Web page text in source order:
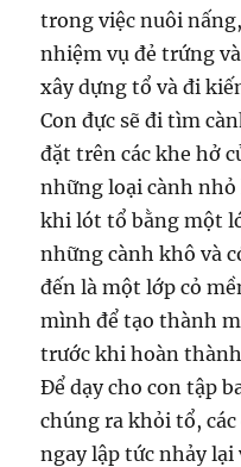
trong việc nuôi
nhiệm vụ đẻ trứng
xây dựng tổ và đi
Con đực sẽ đi tìm
đặt trên các khe hở
những loại cành nhỏ
khi lót tổ bằng một
những cành khô và
đến là một lớp cỏ
mình để tạo thành
trước khi hoàn
Để dạy cho con tập
chúng ra khỏi tổ,
ngay lập tức nhảy